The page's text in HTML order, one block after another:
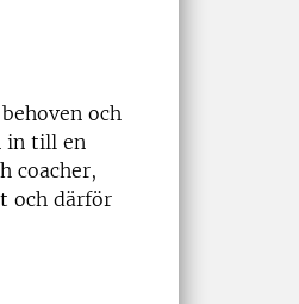
och
in till en
coacher,
och därför